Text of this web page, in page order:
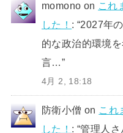
momono on これ
した！ : “2027年
的な政治的環境
言…”
4月 2, 18:18
防衛小僧 on これ
した！ : “管理人